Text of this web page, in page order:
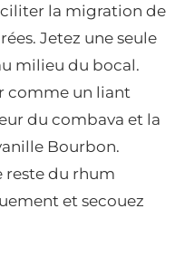
la migration de
Jetez une seule
milieu du bocal.
comme un liant
du combava et la
Bourbon.
reste du rhum
et secouez